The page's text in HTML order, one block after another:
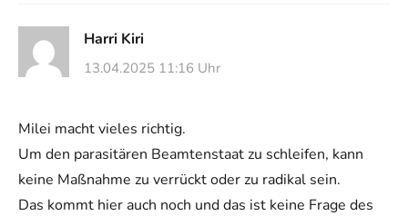
Harri Kiri
13.04.2025 11:16 Uhr
Milei macht vieles richtig.
Um den parasitären Beamtenstaat zu schleifen, kann
keine Maßnahme zu verrückt oder zu radikal sein.
Das kommt hier auch noch und das ist keine Frage des